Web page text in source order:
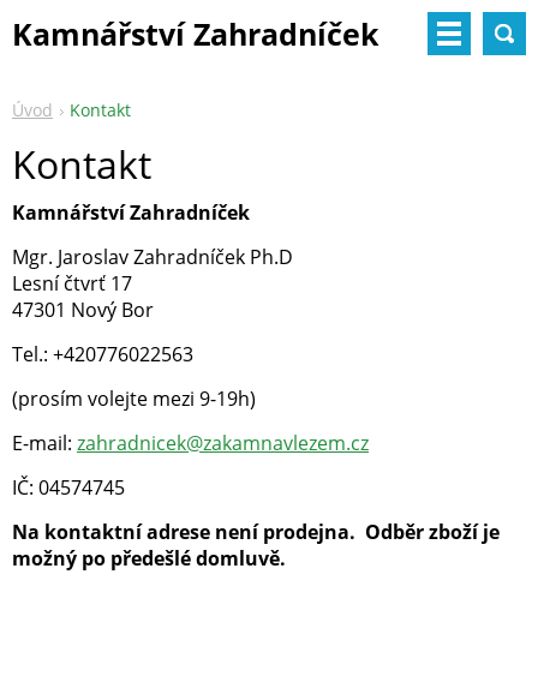
Kamnářství Zahradníček
Úvod Kontakt
Kontakt
Kamnářství Zahradníček
Mgr. Jaroslav Zahradníček Ph.D
Lesní čtvrť 17
47301 Nový Bor
Tel.: +420776022563
(prosím volejte mezi 9-19h)
E-mail: zahradnicek@zakamnavlezem.cz
IČ: 04574745
Na kontaktní adrese není prodejna. Odběr zboží je
možný po předešlé domluvě.